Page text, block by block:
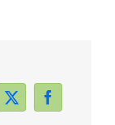
Facebook
X